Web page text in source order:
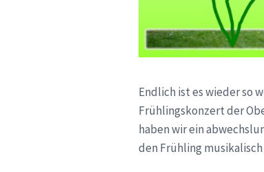
Endlich ist es wieder so
Frühlingskonzert der
haben wir ein
den Frühling